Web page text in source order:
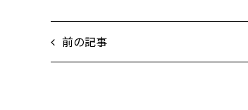
前の記事